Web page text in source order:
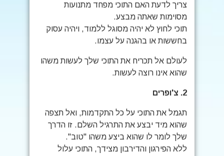
צריך לדעת האם התוכי מפחד מתנועות
מסוימות שאתה מבצע.
תוכי לחוץ לא יהיה מסוגל ללמוד, ויהיה עסוק
בחששות או בהגנה על עצמו.
לעולם אל תכריח את התוכי שלך לעשות משהו
שהוא אינו רוצה לעשות.
2. צ'ופרים
תגמל את התוכי על כל התקדמות, ואל תצפה
שהוא מיד יבצע את התרגיל השלם. זו הדרך
שלך לומר לו שהוא ביצע משהו "טוב".
ללא הפירגון והדירבון מצידך, התוכי עלול